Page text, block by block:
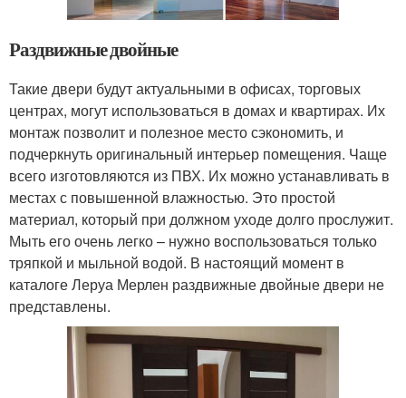
Раздвижные двойные
Такие двери будут актуальными в офисах, торговых
центрах, могут использоваться в домах и квартирах. Их
монтаж позволит и полезное место сэкономить, и
подчеркнуть оригинальный интерьер помещения. Чаще
всего изготовляются из ПВХ. Их можно устанавливать в
местах с повышенной влажностью. Это простой
материал, который при должном уходе долго прослужит.
Мыть его очень легко – нужно воспользоваться только
тряпкой и мыльной водой. В настоящий момент в
каталоге Леруа Мерлен раздвижные двойные двери не
представлены.